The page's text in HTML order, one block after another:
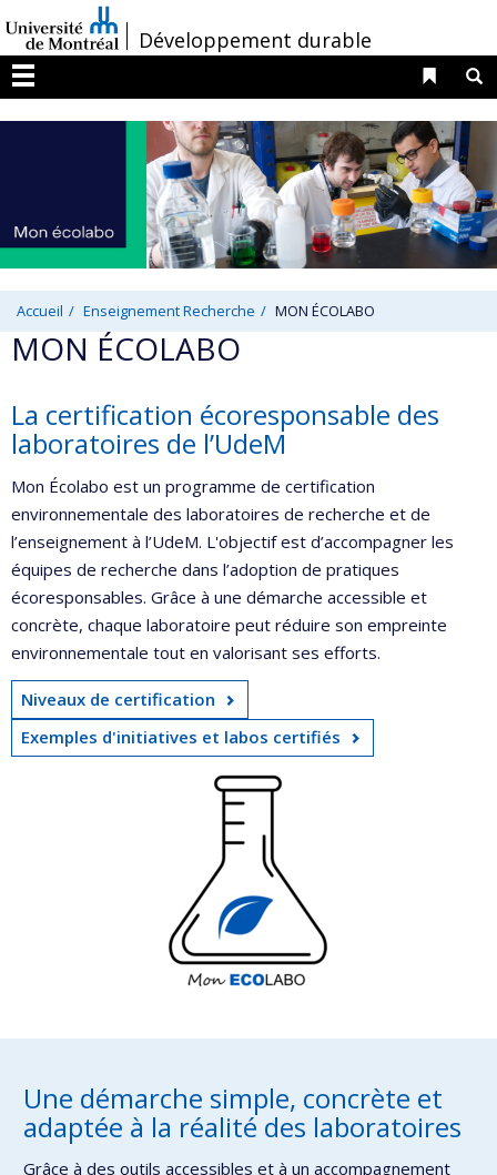
au
contenu
/Développement durable
Menu
Liens
Accueil Enseignement Recherche MON ÉCOLABO
MON ÉCOLABO
La certification écoresponsable des
laboratoires de l’UdeM
Mon Écolabo est un programme de certification
environnementale des laboratoires de recherche et de
l’enseignement à l’UdeM. L'objectif est d’accompagner les
équipes de recherche dans l’adoption de pratiques
écoresponsables. Grâce à une démarche accessible et
concrète, chaque laboratoire peut réduire son empreinte
environnementale tout en valorisant ses efforts.
Niveaux de certification
Exemples d'initiatives et labos certifiés
Une démarche simple, concrète et
adaptée à la réalité des laboratoires
Grâce à des outils accessibles et à un accompagnement